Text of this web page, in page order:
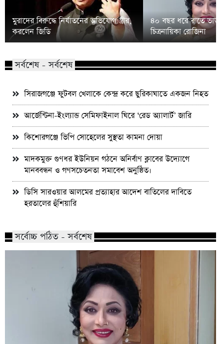
মুরাদের বিরুদ্ধে নির্যাতনের অভিযোগ স্ত্রীর,
করলেন জিডি
৪০ বছর ধরে রাতে ভাত
চিত্রনায়িকা রোজিনা
সর্বশেষ - সর্বশেষ
সিরাজগঞ্জে ফুটবল খেলাকে কেন্দ্র করে ছুরিকাঘাতে একজন নিহত
আর্জেন্টিনা-ইংল্যান্ড সেমিফাইনাল ঘিরে ‘রেড অ্যালার্ট’ জারি
কিশোরগঞ্জে ভিপি সোহেলের সুস্থতা কামনা দোয়া
মাদকমুক্ত গুণধর ইউনিয়ন গঠনে অনির্বাণ ক্লাবের উদ্যোগে
মানববন্ধন ও গণসচেতনতা সমাবেশ অনুষ্ঠিত।
ডিসি সারওয়ার আলমের প্রত্যাহার আদেশ বাতিলের দাবিতে
হরতালের হুঁশিয়ারি
সর্বোচ্চ পঠিত - সর্বশেষ